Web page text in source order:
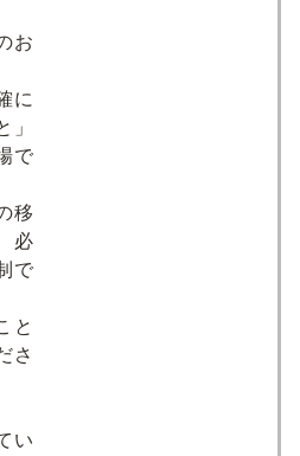
お
に
」
で
移
必
で
と
さ
い